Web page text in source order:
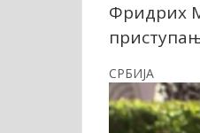
Фридрих
СРБИЈА